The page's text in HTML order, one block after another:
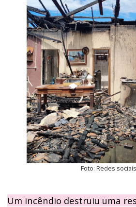
Foto: Redes sociais
Um incêndio destruiu uma